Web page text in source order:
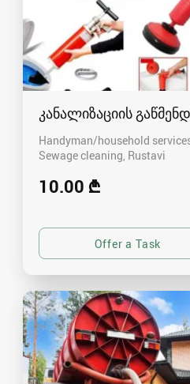
კანალიზაციის
Handyman/household
Sewage cleaning Rustavi
10.00 ₾